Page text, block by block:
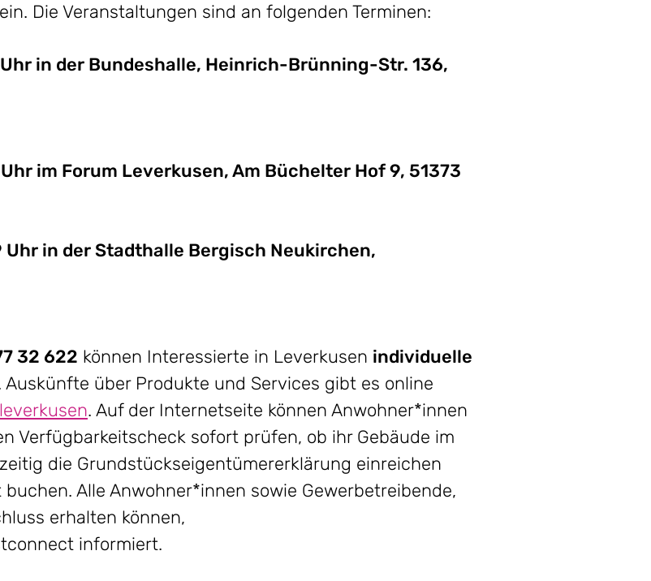
ein. Die Veranstaltungen sind an folgenden Terminen:
in der Bundeshalle, Heinrich-Brünning-Str. 136,
im Forum Leverkusen, Am Büchelter Hof 9, 51373
Uhr in der Stadthalle Bergisch Neukirchen,
32 622 können Interessierte in Leverkusen individuelle
Auskünfte über Produkte und Services gibt es online
. Auf der Internetseite können Anwohner*innen
Verfügbarkeitscheck sofort prüfen, ob ihr Gebäude im
die Grundstückseigentümererklärung einreichen
Alle Anwohner*innen sowie Gewerbetreibende,
erhalten können,
informiert.